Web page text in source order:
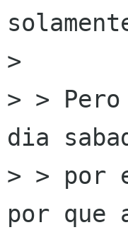
>
> >
dia
> > por
por que